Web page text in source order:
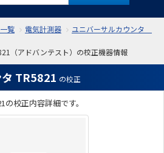
覧 電気計測器
ユニバーサルカウンタ
（アドバンテスト）の校正機器情報
TR5821 の校正
校正内容詳細です。